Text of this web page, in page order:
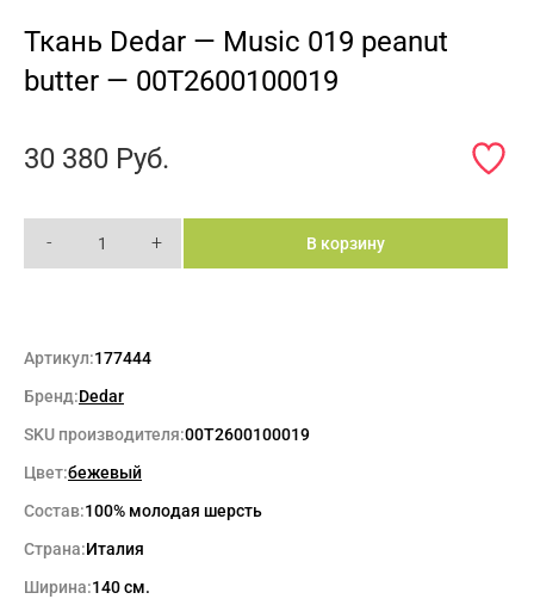
Ткань Dedar — Music 019 peanut
butter — 00T2600100019
30 380 Руб.
- + В корзину
Артикул:177444
Бренд:Dedar
SKU производителя:00T2600100019
Цвет:бежевый
Состав:100% молодая шерсть
Страна:Италия
Ширина:140 см.